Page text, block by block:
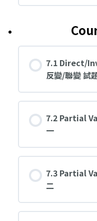
7.1 Direct/
反變/聯變 試
7.2 Partial
一
7.3 Partial
二